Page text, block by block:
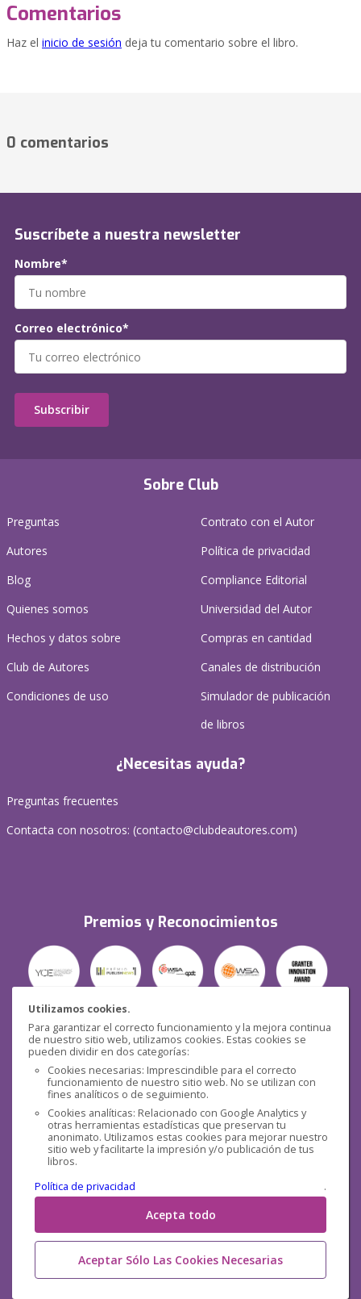
Utilizamos cookies.
Para garantizar el correcto funcionamiento y la mejora continua
de nuestro sitio web, utilizamos cookies. Estas cookies se
pueden dividir en dos categorías:
Cookies necesarias: Imprescindible para el correcto
funcionamiento de nuestro sitio web. No se utilizan con
fines analíticos o de seguimiento.
Cookies analíticas: Relacionado con Google Analytics y
otras herramientas estadísticas que preservan tu
anonimato. Utilizamos estas cookies para mejorar nuestro
sitio web y facilitarte la impresión y/o publicación de tus
libros.
Política de privacidad
.
Acepta todo
Aceptar Sólo Las Cookies Necesarias
Comentarios
Haz el inicio de sesión deja tu comentario sobre el libro.
0 comentarios
Sobre Club
Preguntas
Autores
Blog
Quienes somos
Hechos y datos sobre
Club de Autores
Condiciones de uso
Contrato con el Autor
Política de privacidad
Compliance Editorial
Universidad del Autor
Compras en cantidad
Canales de distribución
Simulador de publicación
de libros
¿Necesitas ayuda?
Preguntas frecuentes
Contacta con nosotros: (contacto@clubdeautores.com)
Premios y Reconocimientos
Seguridad
Redes sociales
Suscríbete a nuestra newsletter
Nombre*
Correo electrónico*
Subscribir